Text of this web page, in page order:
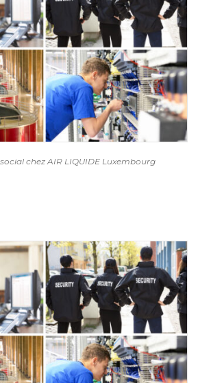
chez AIR LIQUIDE Luxembourg